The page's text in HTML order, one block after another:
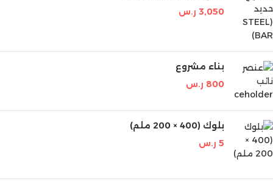
3,050 ر.س
بناء مشروع
800 ر.س
بلوك (400 × 200 ملم)
5 ر.س